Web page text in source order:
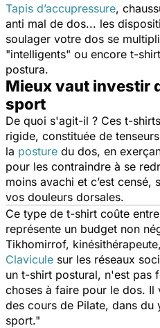
Tapis d’accupressure,
anti mal de dos... les
soulager votre dos se
"intelligents" ou encore t-shirt
postura.
Mieux vaut investir
sport
De quoi s'agit-il ? Ces t-
rigide, constituée de
la posture du dos, en
pour les contraindre à se
moins avachi et c’est
vos douleurs dorsales.
Ce type de t-shirt coûte
représente un budget non
Tikhomirrof,
Clavicule sur les réseaux
un t-shirt postural, n'est pas
choses à faire pour le dos. Il
des cours de Pilate, dans du
sport."